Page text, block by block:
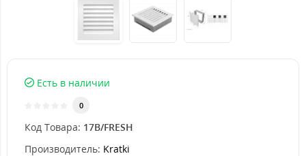
Есть в наличии
0
Код Товара: 17B/FRESH
Производитель: Kratki